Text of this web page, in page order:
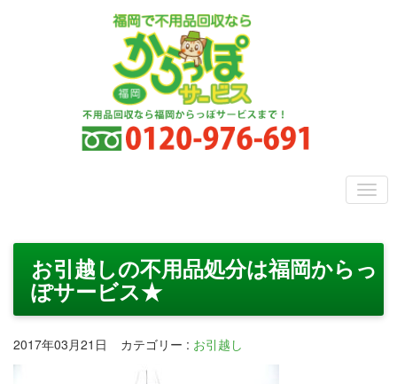
お引越しの不用品処分は福岡からっ
ぽサービス★
2017年03月21日 カテゴリー : お引越し